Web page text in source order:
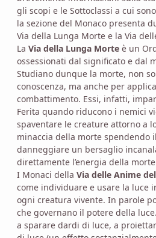
gli scopi e le Sottoclassi a cui
la sezione del Monaco presenta
Via della Lunga Morte e la Via
La Via della Lunga Morte è un
ossessionati dal significato e dal
Studiano dunque la morte, non
conoscenza, ma anche per
combattimento. Essi, infatti,
Ferita quando riducono i nemici
spaventare le creature attorno a
minaccia della morte spendendo
danneggiare un bersaglio
direttamente l’energia della
I Monaci della Via delle Anime
come individuare e usare la luce
ogni creatura vivente. In parole
che governano il potere della
a sparare dardi di luce, a